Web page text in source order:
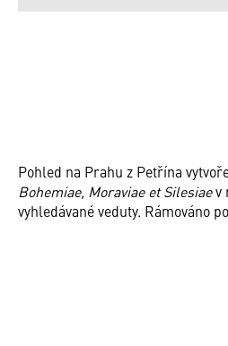
Pohled na Prahu z Petřína
Bohemiae, Moraviae et Silesiaev
vyhledávané veduty. Rámováno